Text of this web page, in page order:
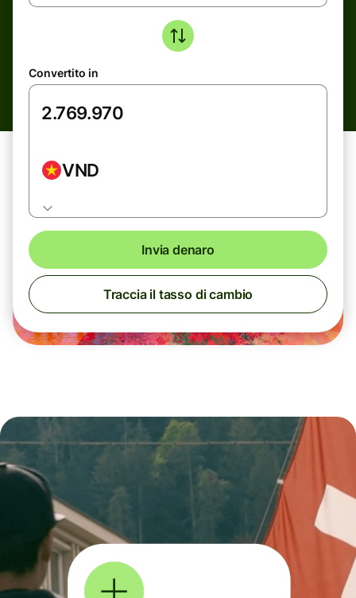
Convertito in
VND
Invia denaro
Traccia il tasso di cambio